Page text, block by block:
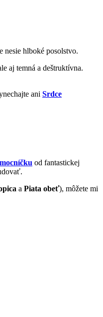
nesie hlboké posolstvo.
aj temná a deštruktívna.
ani Srdce
od fantastickej
a Piata obeť), môžete mi